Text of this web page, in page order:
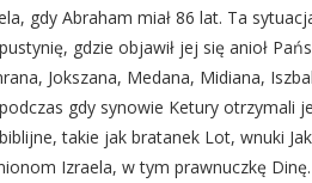
gdy Abraham miał 86 lat. Ta
gdzie objawił jej się anioł
Jokszana, Medana, Midiana,
gdy synowie Ketury otrzymali
takie jak bratanek Lot, wnuki
Izraela, w tym prawnuczkę Dinę.